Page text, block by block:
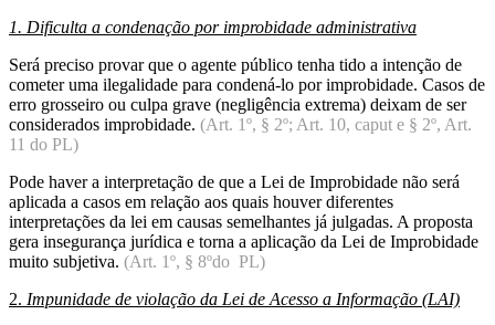
1. Dificulta a condenação por improbidade administrativa
Será preciso provar que o agente público tenha tido a intenção de
cometer uma ilegalidade para condená-lo por improbidade. Casos de
erro grosseiro ou culpa grave (negligência extrema) deixam de ser
considerados improbidade. (Art. 1º, § 2º; Art. 10, caput e § 2º, Art.
11 do PL)
Pode haver a interpretação de que a Lei de Improbidade não será
aplicada a casos em relação aos quais houver diferentes
interpretações da lei em causas semelhantes já julgadas. A proposta
gera insegurança jurídica e torna a aplicação da Lei de Improbidade
muito subjetiva. (Art. 1º, § 8ºdo PL)
2. Impunidade de violação da Lei de Acesso a Informação (LAI)